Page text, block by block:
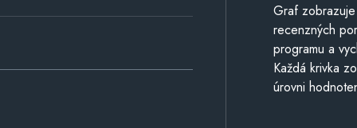
Graf
recenzných
programu a
Každá krivka
úrovni